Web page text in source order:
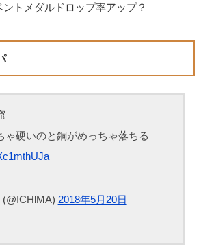
トメダルドロップ率アップ？
ゃ硬いのと銅がめっちゃ落ちる
(@ICHlMA) 2018年5月20日